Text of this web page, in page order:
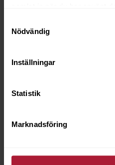
Nödvändig
Inställningar
Statistik
Marknadsföring